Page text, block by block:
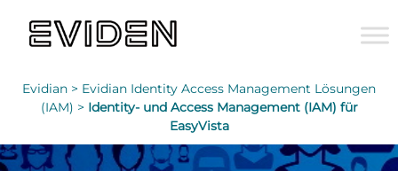
Evidian > Evidian Identity Access Management Lösungen
(IAM) > Identity- und Access Management (IAM) für
EasyVista